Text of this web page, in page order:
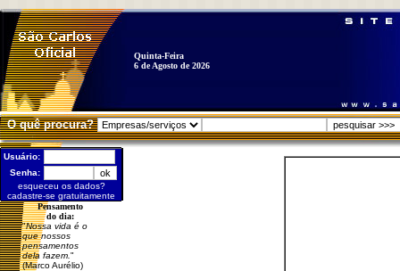
Quinta-Feira
6 de Agosto de 2026
O quê procura?
Usuário:
Senha:
esqueceu os dados?
cadastre-se gratuitamente
Pensamento
do dia:
"Nossa vida é o
que nossos
pensamentos
dela fazem. "
(Marco Aurélio)